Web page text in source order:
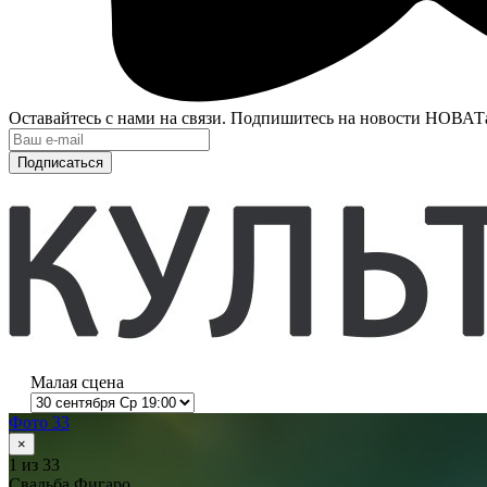
Оставайтесь с нами на связи. Подпишитесь на новости
Подписаться
Малая сцена
Фото 33
×
1 из 33